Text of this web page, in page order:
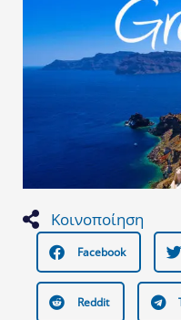
Κοινοποίηση
Facebook
Reddit